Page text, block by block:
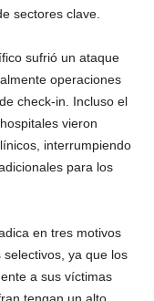
sectores clave.
sufrió un ataque
operaciones
check-in. Incluso el
vieron
interrumpiendo
para los
en tres motivos
ya que los
a sus víctimas